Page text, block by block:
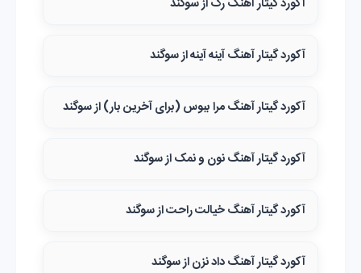
آکورد گیتار آهنگ رگ از سوگند
آکورد گیتار آهنگ آینه آینه از سوگند
آکورد گیتار آهنگ مرا ببوس (برای آخرین بار) از سوگند
آکورد گیتار آهنگ نون و نمک از سوگند
آکورد گیتار آهنگ خیالت راحت از سوگند
آکورد گیتار آهنگ داد نزن از سوگند